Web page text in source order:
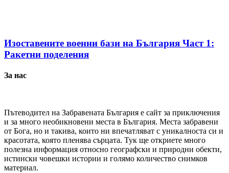
Изоставените военни бази на България Част 1:
Ракетни поделения
За нас
Пътеводител на Забравената България е сайт за приключения
и за много необикновени места в България. Места забравени
от Бога, но и такива, които ни впечатляват с уникалноста си и
красотата, която пленява сърцата. Тук ще откриете много
полезна информация относно географски и природни обекти,
истински човешки истории и голямо количество снимков
материал.